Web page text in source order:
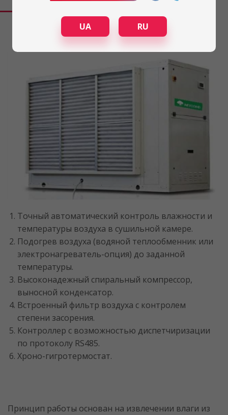
Промышленный осушительный агрегат с
выносным конденсатором Mycond
серии MST с контролем температуры и
влажности воздуха
Точный автоматический контроль влажности и
температуры воздуха в сушильной камере.
Подогрев воздуха (водяной теплообменник или
электронагреватель-опция) до заданной
температуры.
Высоконадежный спиральный компрессор,
выносной конденсатор.
Встроенный фильтр воздуха с контролем
степени засорения.
Контроллер с возможностью диспетчиризации
по протоколу RS485.
Хроно-гигротермостат.
Принцип работы основан на извлечении влаги из
UA RU